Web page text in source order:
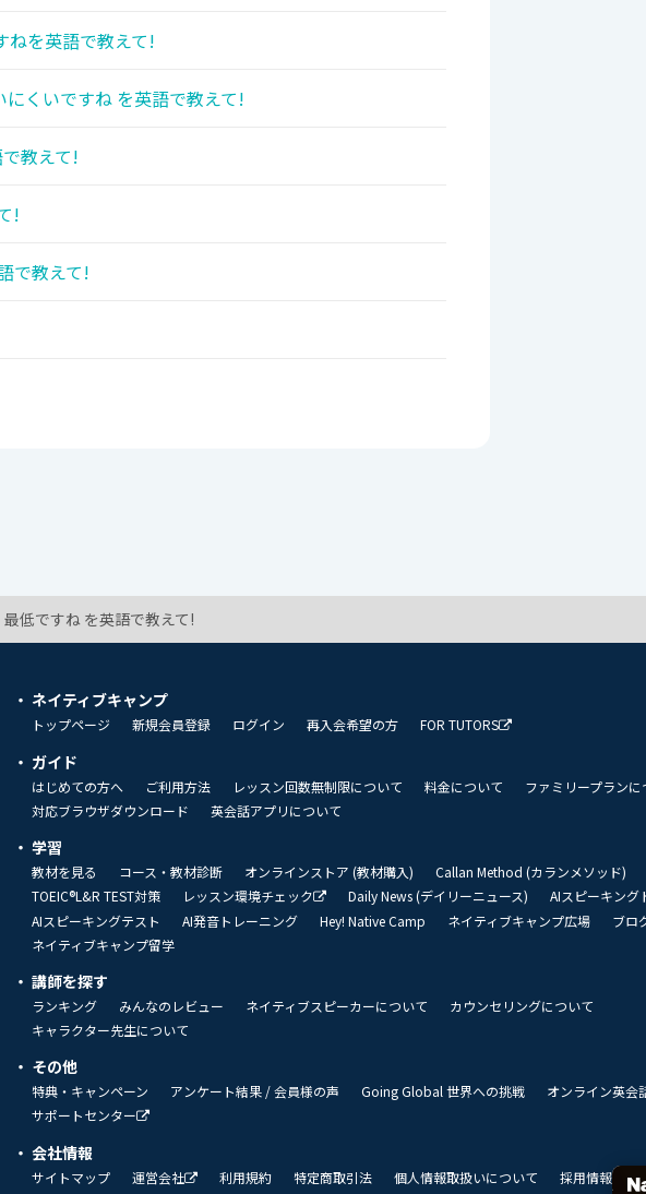
ねを英語で教えて!
くいですね を英語で教えて!
教えて!
!
で教えて!
最低ですね を英語で教えて!
ネイティブキャンプ
トップページ 新規会員登録 ログイン 再入会希望の方 FOR TUTORS
ガイド
はじめての方へ ご利用方法 レッスン回数無制限について 料金について
ファミリープランに
対応ブラウザダウンロード
英会話アプリについて
学習
教材を見る コース・教材診断 オンラインストア (教材購入)
Callan Method (カランメソッド)
TOEIC®L&R TEST対策
レッスン環境チェック Daily News (デイリーニュース)
AIスピーキング
AIスピーキングテスト
AI発音トレーニング Hey! Native Camp ネイティブキャンプ広場
ブロ
ネイティブキャンプ留学
講師を探す
ランキング みんなのレビュー ネイティブスピーカーについて
カウンセリングについて
キャラクター先生について
その他
特典・キャンペーン アンケート結果 / 会員様の声 Going Global 世界への挑戦
オンライン英会
サポートセンター
会社情報
サイトマップ 運営会社 利用規約 特定商取引法 個人情報取扱いについて 採用情報